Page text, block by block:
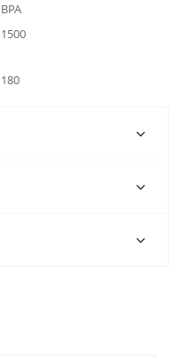
ВРА
1500
180